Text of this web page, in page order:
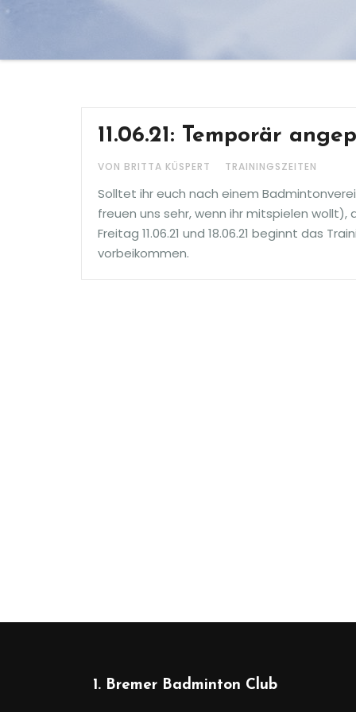
11.06.21: Temporär
VON BRITTA KÜSPERT TRAININGSZEITEN
Solltet ihr euch nach einem
freuen uns sehr, wenn ihr mitspielen
Freitag 11.06.21 und 18.06.21 beginnt das
vorbeikommen.
1. Bremer Badminton Club